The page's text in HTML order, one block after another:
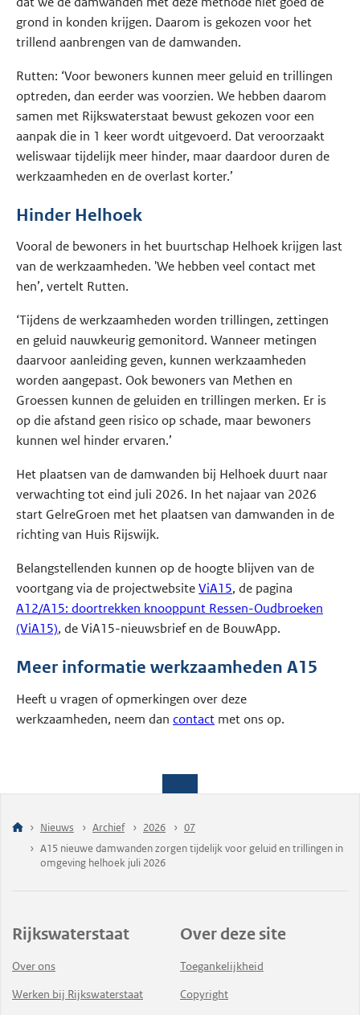
grond in konden krijgen. Daarom is gekozen voor het
trillend aanbrengen van de damwanden.
Rutten: ‘Voor bewoners kunnen meer geluid en trillingen
optreden, dan eerder was voorzien. We hebben daarom
samen met Rijkswaterstaat bewust gekozen voor een
aanpak die in 1 keer wordt uitgevoerd. Dat veroorzaakt
weliswaar tijdelijk meer hinder, maar daardoor duren de
werkzaamheden en de overlast korter.’
Hinder Helhoek
Vooral de bewoners in het buurtschap Helhoek krijgen last
van de werkzaamheden. 'We hebben veel contact met
hen’, vertelt Rutten.
‘Tijdens de werkzaamheden worden trillingen, zettingen
en geluid nauwkeurig gemonitord. Wanneer metingen
daarvoor aanleiding geven, kunnen werkzaamheden
worden aangepast. Ook bewoners van Methen en
Groessen kunnen de geluiden en trillingen merken. Er is
op die afstand geen risico op schade, maar bewoners
kunnen wel hinder ervaren.’
Het plaatsen van de damwanden bij Helhoek duurt naar
verwachting tot eind juli 2026. In het najaar van 2026
start GelreGroen met het plaatsen van damwanden in de
richting van Huis Rijswijk.
Belangstellenden kunnen op de hoogte blijven van de
voortgang via de projectwebsiteViA15, de pagina
A12/A15: doortrekken knooppunt Ressen-Oudbroeken
(ViA15), de ViA15-nieuwsbrief en de BouwApp.
Meer informatie werkzaamheden A15
Heeft u vragen of opmerkingen over deze
werkzaamheden, neem dancontact met ons op.
Nieuws Archief 2026
07
A15 nieuwe damwanden zorgen tijdelijk voor geluid en trillingen in
omgeving helhoek juli 2026
Rijkswaterstaat
Over ons
Werken bij Rijkswaterstaat
Over deze site
Toegankelijkheid
Copyright